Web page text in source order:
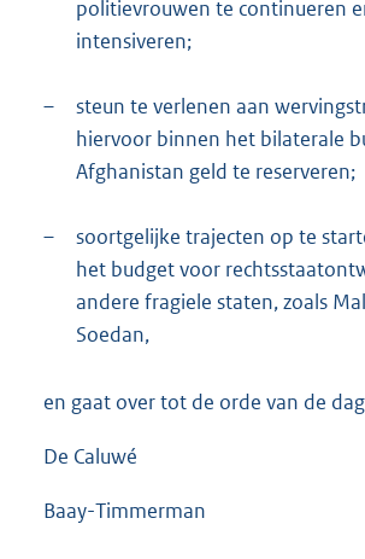
politievrouwen te continueren
intensiveren;
–
steun te verlenen aan
hiervoor binnen het bilaterale
Afghanistan geld te reserveren;
–
soortgelijke trajecten op te
het budget voor
andere fragiele staten, zoals
Soedan,
en gaat over tot de orde van de
De Caluwé
Baay-Timmerman